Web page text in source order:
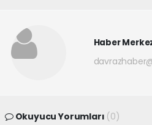
Haber
Okuyucu Yorumları (0)